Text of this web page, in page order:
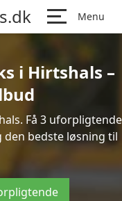
Menu
i Hirtshals –
Få 3 uforpligtende
bedste løsning til